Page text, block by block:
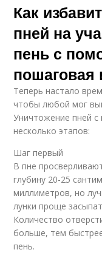
Как
пней на
пень с
пошаговая
Теперь настало
чтобы любой мог
Уничтожение пней
несколько этапов:
Шаг первый
В пне
глубину 20-25
миллиметров, но
лунки проще
Количество
больше, тем
пень.